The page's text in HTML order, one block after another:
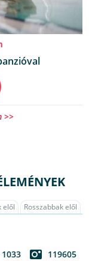
>>
elől Rosszabbak elől
1033 119605